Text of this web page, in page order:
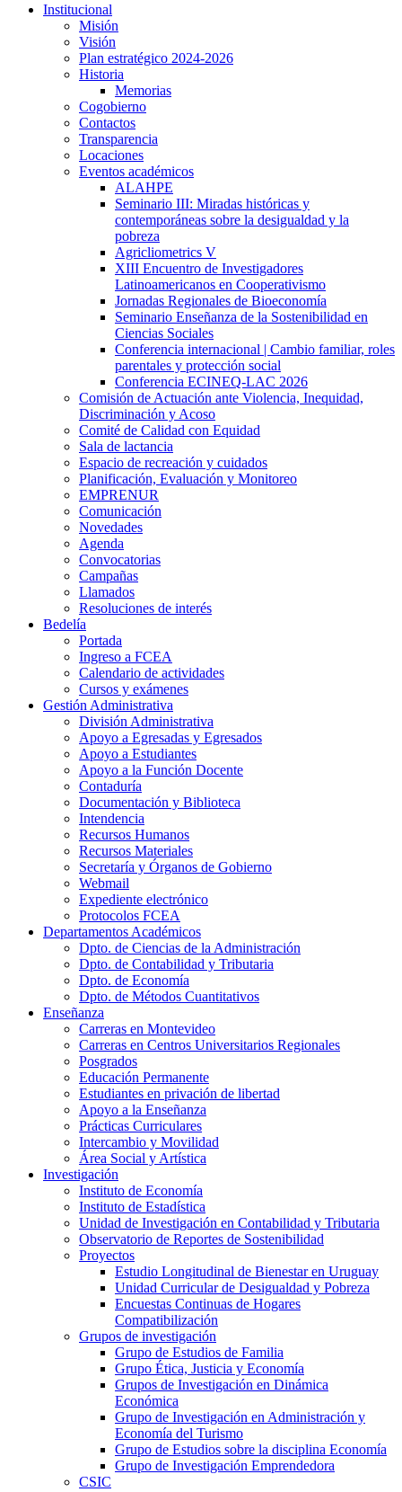
Institucional
Misión
Visión
Plan estratégico 2024-2026
Historia
Memorias
Cogobierno
Contactos
Transparencia
Locaciones
Eventos académicos
ALAHPE
Seminario III: Miradas históricas y
contemporáneas sobre la desigualdad y la
pobreza
Agricliometrics V
XIII Encuentro de Investigadores
Latinoamericanos en Cooperativismo
Jornadas Regionales de Bioeconomía
Seminario Enseñanza de la Sostenibilidad en
Ciencias Sociales
Conferencia internacional | Cambio familiar, roles
parentales y protección social
Conferencia ECINEQ-LAC 2026
Comisión de Actuación ante Violencia, Inequidad,
Discriminación y Acoso
Comité de Calidad con Equidad
Sala de lactancia
Espacio de recreación y cuidados
Planificación, Evaluación y Monitoreo
EMPRENUR
Comunicación
Novedades
Agenda
Convocatorias
Campañas
Llamados
Resoluciones de interés
Bedelía
Portada
Ingreso a FCEA
Calendario de actividades
Cursos y exámenes
Gestión Administrativa
División Administrativa
Apoyo a Egresadas y Egresados
Apoyo a Estudiantes
Apoyo a la Función Docente
Contaduría
Documentación y Biblioteca
Intendencia
Recursos Humanos
Recursos Materiales
Secretaría y Órganos de Gobierno
Webmail
Expediente electrónico
Protocolos FCEA
Departamentos Académicos
Dpto. de Ciencias de la Administración
Dpto. de Contabilidad y Tributaria
Dpto. de Economía
Dpto. de Métodos Cuantitativos
Enseñanza
Carreras en Montevideo
Carreras en Centros Universitarios Regionales
Posgrados
Educación Permanente
Estudiantes en privación de libertad
Apoyo a la Enseñanza
Prácticas Curriculares
Intercambio y Movilidad
Área Social y Artística
Investigación
Instituto de Economía
Instituto de Estadística
Unidad de Investigación en Contabilidad y Tributaria
Observatorio de Reportes de Sostenibilidad
Proyectos
Estudio Longitudinal de Bienestar en Uruguay
Unidad Curricular de Desigualdad y Pobreza
Encuestas Continuas de Hogares
Compatibilización
Grupos de investigación
Grupo de Estudios de Familia
Grupo Ética, Justicia y Economía
Grupos de Investigación en Dinámica
Económica
Grupo de Investigación en Administración y
Economía del Turismo
Grupo de Estudios sobre la disciplina Economía
Grupo de Investigación Emprendedora
CSIC